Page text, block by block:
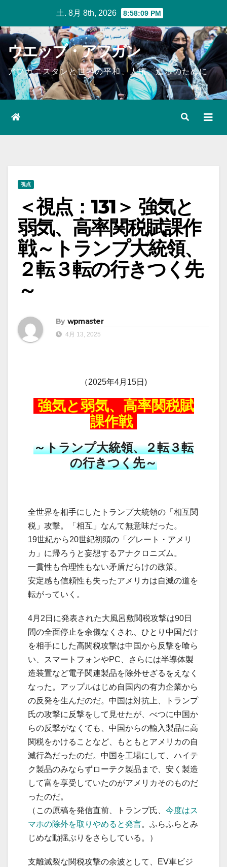
content
土. 8月 8th, 2026 8:58:10 PM
ウエッブ・アフガン
アフガニスタンと世界の平和、人権、進歩のために
視点
＜視点：131＞ 強気と
弱気、高率関税賦課作
戦～トランプ大統領、
２転３転の行きつく先
～
By wpmaster
4月 13, 2025
（2025年4月15日)
強気と弱気、高率関税賦
課作戦
～トランプ大統領、２転３転
の行きつく先～
全世界を相手にしたトランプ大統領の「相互関
税」攻撃。「相互」なんて無意味だった。
19世紀から20世紀初頭の「グレート・アメリ
カ」に帰ろうと妄想するアナクロニズム。
一貫性も合理性もない矛盾だらけの政策。
安定感も信頼性も失ったアメリカは自滅の道を
転がっていく。
4月2日に発表された大風呂敷関税攻撃は90日
間の全面停止を余儀なくされ、ひとり中国だけ
を相手にした高関税攻撃は中国から反撃を喰ら
い、スマートフォンやPC、さらには半導体製
造装置など電子関連製品を除外せざるをえなく
なった。アップルはじめ自国内の有力企業から
の反発を生んだのだ。中国は対抗上、トランプ
氏の攻撃に反撃をして見せたが、べつに中国か
らの反撃がなくても、中国からの輸入製品に高
関税をかけることなど、もともとアメリカの自
滅行為だったのだ。中国を工場にして、ハイテ
ク製品のみならずローテク製品まで、安く製造
して富を享受していたのがアメリカそのものだ
ったのだ。
（この原稿を発信直前、トランプ氏、 今度はス
マホの除外を取りやめると発言。ふらふらとみ
じめな動揺ぶりをさらしている。）
支離滅裂な関税攻撃の余波として、EV車ビジ